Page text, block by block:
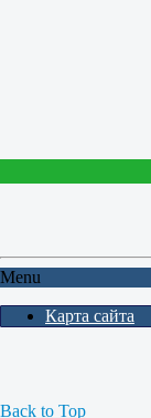
Menu
Карта сайта
Back to Top